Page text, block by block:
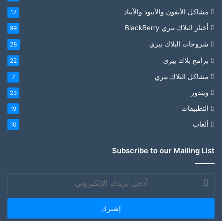
مشاكل الأيفون والأيبود والآيباد 17
أخبار البلاك بيري BlackBerry 99
شروحات البلاك بيري 28
برامج بلاك بيري 22
مشاكل البلاك بيري 7
ويندوز 23
التطبيقات 19
ألعاب 10
Subscribe to our Mailing List
بريدك
الإلكتروني